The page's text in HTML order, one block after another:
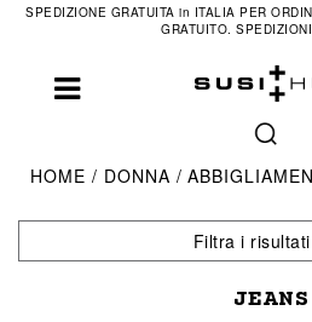
SPEDIZIONE GRATUITA in ITALIA PER
GRATUITO.
HOME DONNA
Filtra i
JEANS